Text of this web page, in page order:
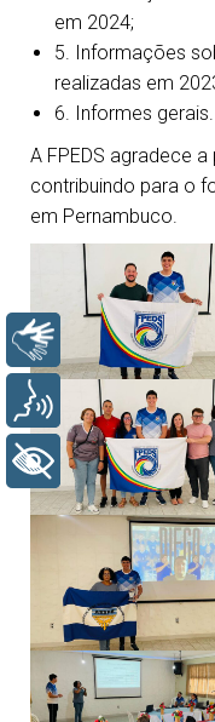
em 2024;
5. Informações
realizadas em
6. Informes gerais.
A FPEDS agradece
contribuindo para o
em Pernambuco.
Libras
Voz
+